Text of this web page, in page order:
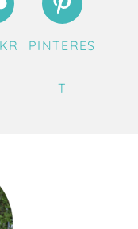
PINTERES
T